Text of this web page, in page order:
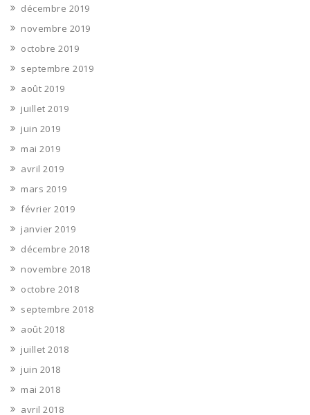
décembre 2019
novembre 2019
octobre 2019
septembre 2019
août 2019
juillet 2019
juin 2019
mai 2019
avril 2019
mars 2019
février 2019
janvier 2019
décembre 2018
novembre 2018
octobre 2018
septembre 2018
août 2018
juillet 2018
juin 2018
mai 2018
avril 2018